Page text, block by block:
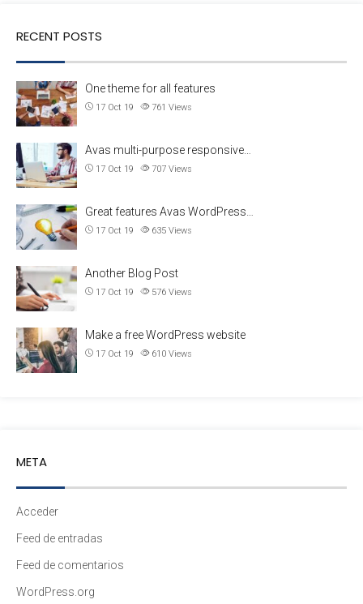
RECENT POSTS
One theme for all features
17 Oct 19 761 Views
Avas multi-purpose responsive…
17 Oct 19 707 Views
Great features Avas WordPress…
17 Oct 19 635 Views
Another Blog Post
17 Oct 19 576 Views
Make a free WordPress website
17 Oct 19 610 Views
META
Acceder
Feed de entradas
Feed de comentarios
WordPress.org